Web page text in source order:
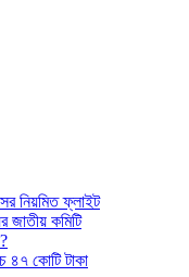
নিয়মিত ফ্লাইট
জাতীয় কমিটি
৪৭ কোটি টাকা